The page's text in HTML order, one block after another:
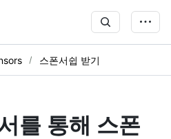
스폰서쉽 받기
를 통해 스폰